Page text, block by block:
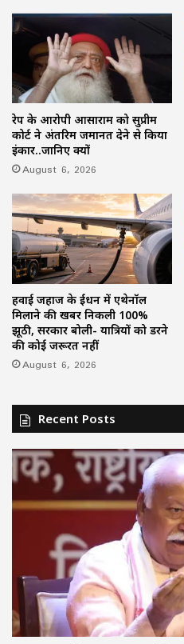
रेप के आरोपी आसाराम को सुप्रीम
कोर्ट ने अंतरिम जमानत देने से किया
इंकार..जानिए क्यों
August 6, 2026
हवाई जहाज के ईंधन में एथेनॉल
मिलाने की खबर निकली 100%
झूठी, सरकार बोली- यात्रियों को डरने
की कोई जरूरत नहीं
August 6, 2026
Recent Posts